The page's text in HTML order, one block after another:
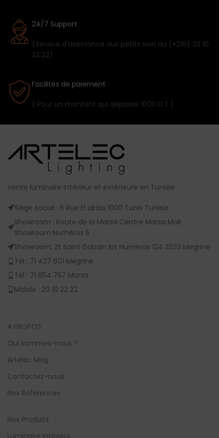
24/7 Support
(Service d'assistance aux petits soin au (+216) 20 10
22 22)
Facilités de paiement
( Pour un montant qui dépasse 1000 D.T )
Vente luminaire intérieur et extérieure en Tunisie
Siège social : 6 Rue El Idrissi 1000 Tunis Tunisie
Showroom : Route de la Marsa Centre Marsa Mall
Showroom Numèros 5
Showroom: Zt Saint Gobain lot Numèros 124 2033 Megrine
Tél : 71 427 601 Megrine
Tél : 71 854 757 Marsa
Mobile : 20 10 22 22
A PROPOS
Qui sommes-nous ?
Artelec Mag
Contactez-nous
Nos Références
Nos Produits